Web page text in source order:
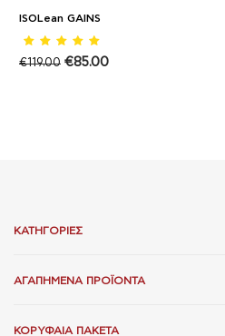
ISOLean GAINS
€119.00 €85.00
ΚΑΤΗΓΟΡΊΕΣ
ΑΓΑΠΗΜΈΝΑ ΠΡΟΪΌΝΤΑ
ΚΟΡΥΦΑΊΑ ΠΑΚΈΤΑ